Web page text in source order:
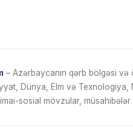
– Azərbaycanın qərb bölgəsi və
Dünya, Elm və Texnologiya,
sosial mövzular,